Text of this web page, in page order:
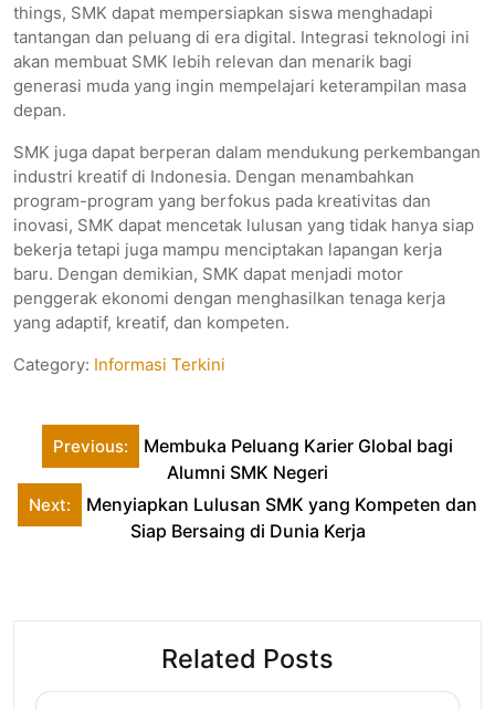
things, SMK dapat mempersiapkan siswa menghadapi
tantangan dan peluang di era digital. Integrasi teknologi ini
akan membuat SMK lebih relevan dan menarik bagi
generasi muda yang ingin mempelajari keterampilan masa
depan.
SMK juga dapat berperan dalam mendukung perkembangan
industri kreatif di Indonesia. Dengan menambahkan
program-program yang berfokus pada kreativitas dan
inovasi, SMK dapat mencetak lulusan yang tidak hanya siap
bekerja tetapi juga mampu menciptakan lapangan kerja
baru. Dengan demikian, SMK dapat menjadi motor
penggerak ekonomi dengan menghasilkan tenaga kerja
yang adaptif, kreatif, dan kompeten.
Category: Informasi Terkini
Post
navigation
Previous:
Membuka Peluang Karier Global bagi
Alumni SMK Negeri
Next:
Menyiapkan Lulusan SMK yang Kompeten dan
Siap Bersaing di Dunia Kerja
Related Posts